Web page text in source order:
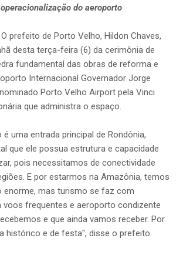
do aeroporto
O prefeito de Porto Velho, Hildon Chaves,
desta terça-feira (6) da cerimônia de
fundamental das obras de reforma e
Internacional Governador Jorge
Porto Velho Airport pela Vinci
que administra o espaço.
uma entrada principal de Rondônia,
que ele possua estrutura e capacidade
pois necessitamos de conectividade
E por estarmos na Amazônia, temos
enorme, mas turismo se faz com
voos frequentes e aeroporto condizente
e que ainda vamos receber. Por
histórico e de festa", disse o prefeito.